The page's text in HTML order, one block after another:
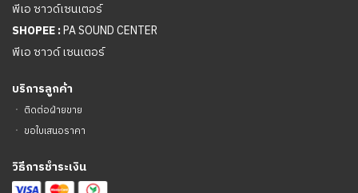
พีเอ ซาวด์เซนเตอร์
SHOPEE :PA SOUND CENTER
พีเอ ซาวด์ เซนเตอร์
บริการลูกค้า
ㆍ ติดต่อฝ่ายขาย
ㆍ ขอใบเสนอราคา
วิธีการชำระเงิน